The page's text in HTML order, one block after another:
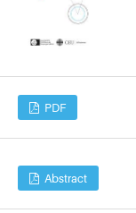
PDF
Abstract